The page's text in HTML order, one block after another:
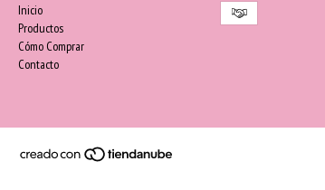
Inicio
Productos
Cómo Comprar
Contacto